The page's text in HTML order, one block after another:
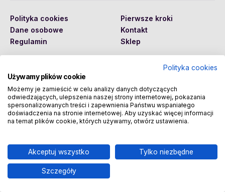
Polityka cookies
Dane osobowe
Regulamin
Pierwsze kroki
Kontakt
Sklep
Copyright © 2026 Wydawnictwa Szkolne i Pedagogiczne
Spółka Akcyjna
Polityka cookies
Używamy plików cookie
Możemy je zamieścić w celu analizy danych dotyczących
odwiedzających, ulepszenia naszej strony internetowej, pokazania
spersonalizowanych treści i zapewnienia Państwu wspaniałego
doświadczenia na stronie internetowej. Aby uzyskać więcej informacji
na temat plików cookie, których używamy, otwórz ustawienia.
Akceptuj wszystko Tylko niezbędne
Szczegóły